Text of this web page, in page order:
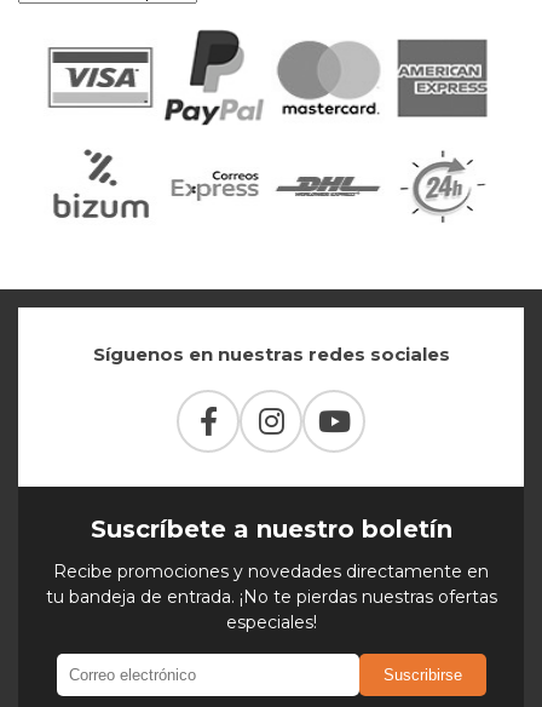
Síguenos en nuestras redes sociales
Suscríbete a nuestro boletín
Recibe promociones y novedades directamente en
tu bandeja de entrada. ¡No te pierdas nuestras ofertas
especiales!
Suscribirse